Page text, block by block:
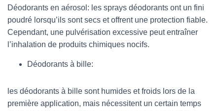
Déodorants en aérosol: les sprays déodorants ont un fini
poudré lorsqu’ils sont secs et offrent une protection fiable.
Cependant, une pulvérisation excessive peut entraîner
l’inhalation de produits chimiques nocifs.
Déodorants à bille:
les déodorants à bille sont humides et froids lors de la
première application, mais nécessitent un certain temps